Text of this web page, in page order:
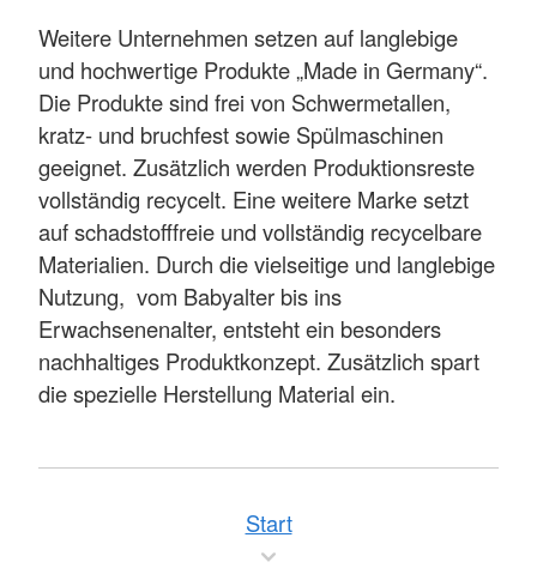
Weitere Unternehmen setzen auf langlebige
und hochwertige Produkte „Made in Germany“.
Die Produkte sind frei von Schwermetallen,
kratz- und bruchfest sowie Spülmaschinen
geeignet. Zusätzlich werden Produktionsreste
vollständig recycelt. Eine weitere Marke setzt
auf schadstofffreie und vollständig recycelbare
Materialien. Durch die vielseitige und langlebige
Nutzung, vom Babyalter bis ins
Erwachsenenalter, entsteht ein besonders
nachhaltiges Produktkonzept. Zusätzlich spart
die spezielle Herstellung Material ein.
Start